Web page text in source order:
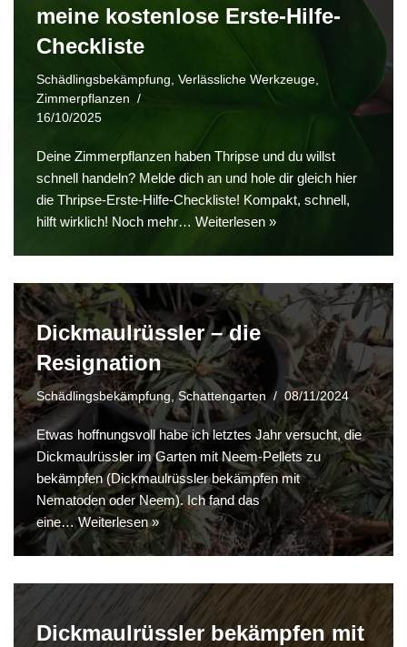
meine kostenlose Erste-Hilfe-
Checkliste
Schädlingsbekämpfung Verlässliche Werkzeuge
Zimmerpflanzen
16/10/2025
Deine Zimmerpflanzen haben Thripse und du willst
schnell handeln? Melde dich an und hole dir gleich hier
die Thripse-Erste-Hilfe-Checkliste! Kompakt, schnell,
hilft wirklich! Noch mehr… Weiterlesen »
Dickmaulrüssler – die
Resignation
Schädlingsbekämpfung ,Schattengarten 08/11/2024
Etwas hoffnungsvoll habe ich letztes Jahr versucht, die
Dickmaulrüssler im Garten mit Neem-Pellets zu
bekämpfen (Dickmaulrüssler bekämpfen mit
Nematoden oder Neem). Ich fand das
eine…Weiterlesen »
Dickmaulrüssler bekämpfen mit